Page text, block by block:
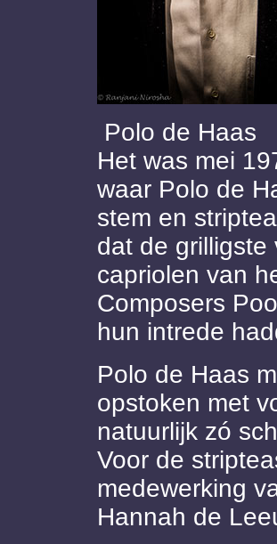
Polo de Haas
Het was mei
waar Polo de
stem en
dat de grilligste
capriolen van
Composers
hun intrede
Polo de Haas
opstoken met
natuurlijk zó
Voor de
medewerking
Hannah de